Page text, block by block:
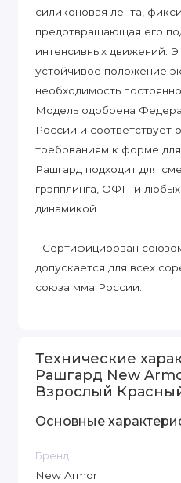
силиконовая лента,
предотвращающая его
интенсивных движений.
устойчивое положение
необходимость
Модель одобрена
России и соответствует
требованиям к форме
Рашгард подходит для
грэпплинга, ОФП и
динамикой.
- Сертифицирован
допускается для всех
союза мма России.
Технические
Рашгард New
Взрослый
Основные
Бренд
New Armor